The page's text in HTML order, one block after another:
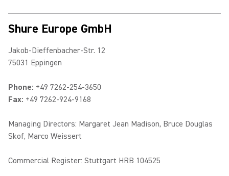
Shure Europe GmbH
Jakob-Dieffenbacher-Str. 12
75031 Eppingen
Phone: +49 7262-254-3650
Fax: +49 7262-924-9168
Managing Directors: Margaret Jean Madison, Bruce Douglas
Skof, Marco Weissert
Commercial Register: Stuttgart HRB 104525